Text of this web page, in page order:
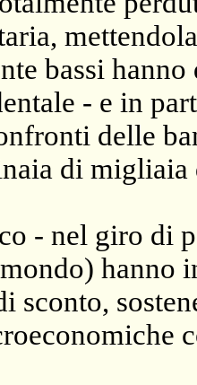
bassi
- e in
delle
di
- nel giro di
hanno
sconto,